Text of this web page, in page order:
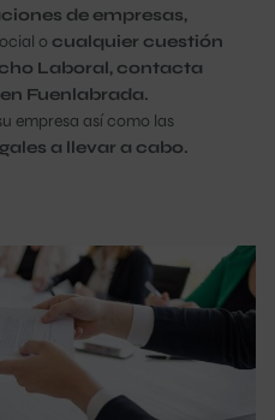
de empresas,
o cualquier cuestión
Laboral, contacta
Fuenlabrada.
empresa así como las
a llevar a cabo.